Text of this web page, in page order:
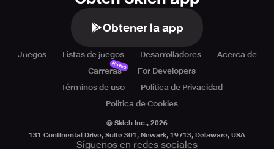
Obtener la app
Juegos Listas de juegos Desarrolladores
Acerca de
Carreras
Nuevo
For Developers
Términos de uso
Política de Privacidad
Política de Cookies
© Skich Inc., 2026
131 Continental Drive, Suite 301, Newark, 19713, Delaware, USA
Síguenos en redes sociales